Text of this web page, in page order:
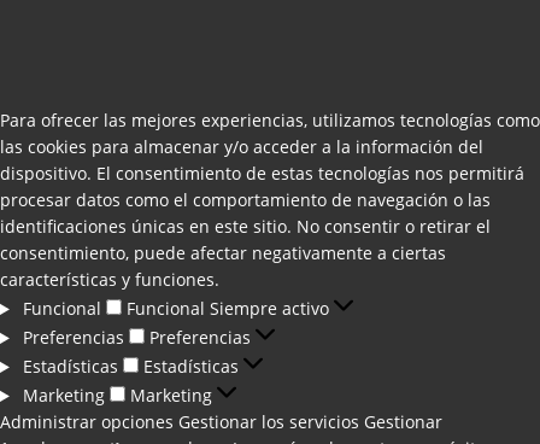
Para ofrecer las mejores experiencias, utilizamos tecnologías como
las cookies para almacenar y/o acceder a la información del
dispositivo. El consentimiento de estas tecnologías nos permitirá
procesar datos como el comportamiento de navegación o las
identificaciones únicas en este sitio. No consentir o retirar el
consentimiento, puede afectar negativamente a ciertas
características y funciones.
Funcional
Funcional Siempre activo
Preferencias
Preferencias
Estadísticas
Estadísticas
Marketing
Marketing
Administrar opciones Gestionar los servicios Gestionar